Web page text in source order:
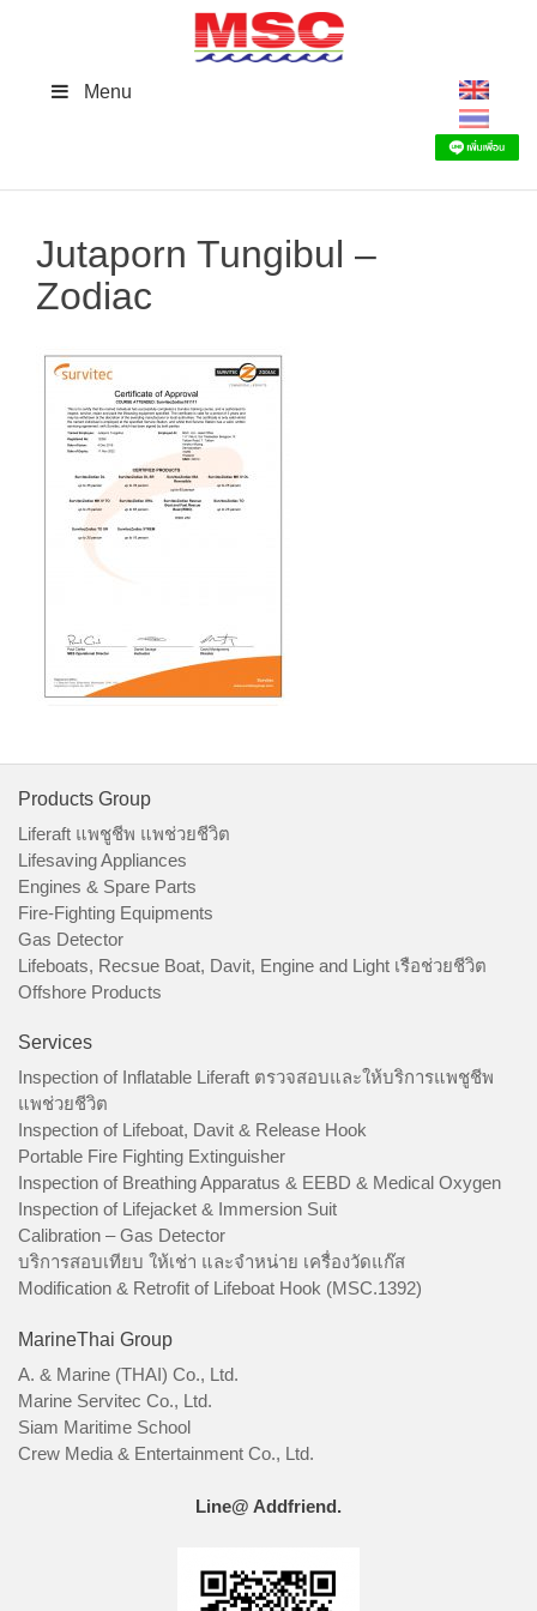
Menu
Jutaporn Tungibul –
Zodiac
Products Group
Liferaft แพชูชีพ แพช่วยชีวิต
Lifesaving Appliances
Engines & Spare Parts
Fire-Fighting Equipments
Gas Detector
Lifeboats, Recsue Boat, Davit, Engine and Light เรือช่วยชีวิต
Offshore Products
Services
Inspection of Inflatable Liferaft ตรวจสอบและให้บริการแพชูชีพ
แพช่วยชีวิต
Inspection of Lifeboat, Davit & Release Hook
Portable Fire Fighting Extinguisher
Inspection of Breathing Apparatus & EEBD & Medical Oxygen
Inspection of Lifejacket & Immersion Suit
Calibration – Gas Detector
บริการสอบเทียบ ให้เช่า และจำหน่าย เครื่องวัดแก๊ส
Modification & Retrofit of Lifeboat Hook (MSC.1392)
MarineThai Group
A. & Marine (THAI) Co., Ltd.
Marine Servitec Co., Ltd.
Siam Maritime School
Crew Media & Entertainment Co., Ltd.
Line@ Addfriend.